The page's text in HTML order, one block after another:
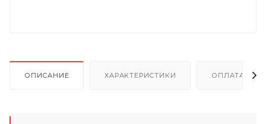
ОПИСАНИЕ ХАРАКТЕРИСТИКИ ОПЛАТА И